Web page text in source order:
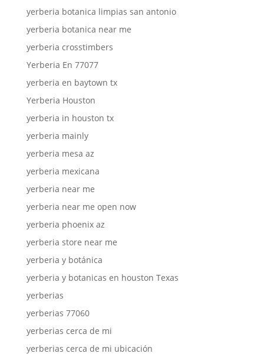
yerberia botanica limpias san antonio
yerberia botanica near me
yerberia crosstimbers
Yerberia En 77077
yerberia en baytown tx
Yerberia Houston
yerberia in houston tx
yerberia mainly
yerberia mesa az
yerberia mexicana
yerberia near me
yerberia near me open now
yerberia phoenix az
yerberia store near me
yerberia y botánica
yerberia y botanicas en houston Texas
yerberias
yerberias 77060
yerberias cerca de mi
yerberias cerca de mi ubicación